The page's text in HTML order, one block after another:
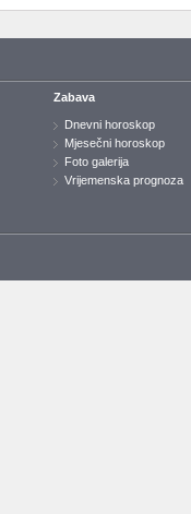
Zabava
Dnevni horoskop
Mjesečni horoskop
Foto galerija
Vrijemenska prognoza